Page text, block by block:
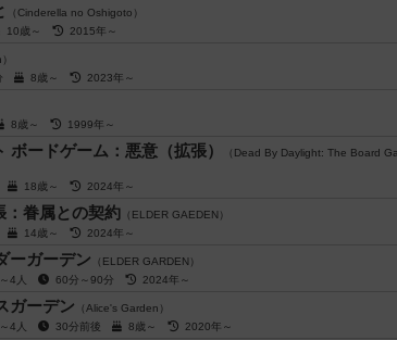
（Cinderella no Oshigoto）
10歳～ 2015年～
8歳～ 2023年～
8歳～ 1999年～
ボードゲーム：悪意（拡張）
（Dead By Daylight: The Board
18歳～ 2024年～
：眷属との契約 （ELDER GAEDEN）
14歳～ 2024年～
ーガーデン （ELDER GARDEN）
4人
60分～90分 2024年～
ガーデン （Alice's Garden）
4人
30分前後 8歳～ 2020年～